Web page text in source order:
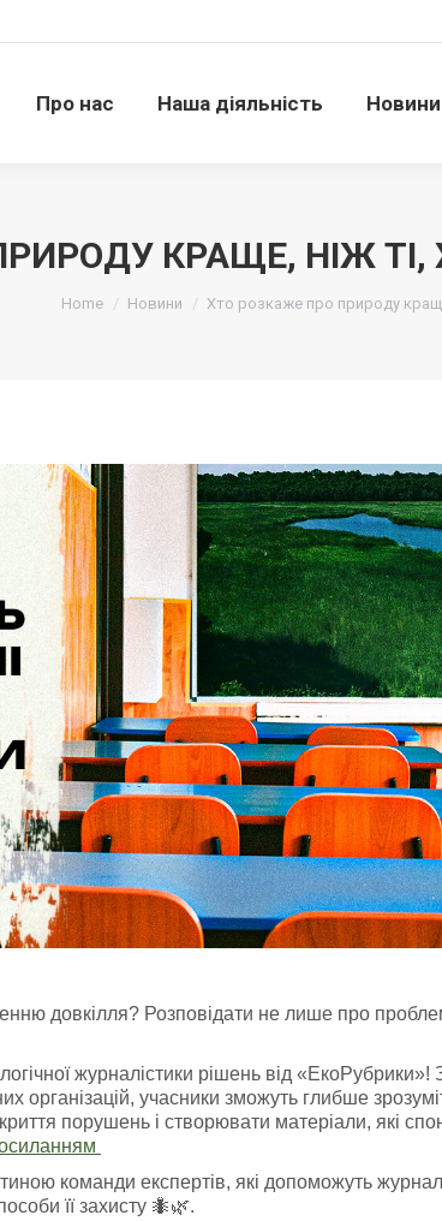
Про нас Наша діяльність Новини
КРАЩЕ, НІЖ
Home Новини Хто розкаже про природу
довкілля? Розповідати не лише про
журналістики рішень від «ЕкоРубрики»!
організацій, учасники зможуть глибше
порушень і створювати матеріали, які
команди експертів, які допоможуть
її захисту 🐜🌿.
Про нас Наша діяльність Новини